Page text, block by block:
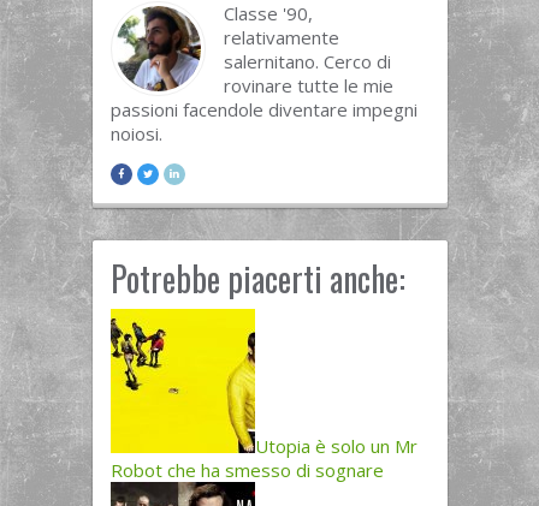
Classe '90,
relativamente
salernitano. Cerco di
rovinare tutte le mie
passioni facendole diventare impegni
noiosi.
Potrebbe piacerti anche:
Utopia è solo un Mr
Robot che ha smesso di sognare